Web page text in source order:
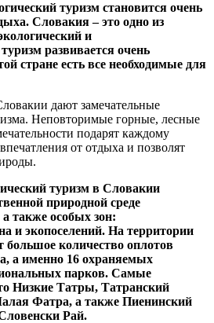
туризм становится очень
Словакия– это одно из
и
туризм развивается очень
стране есть все необходимые для
дают замечательные
Неповторимые горные, лесные
подарят каждому
от отдыха и позволят
туризм в Словакии
природной среде
также особых зон:
и экопоселений. На территории
большое количество оплотов
, а именно 16 охраняемых
парков. Самые
Низкие Татры, Татранский
Фатра, а также Пиенинский
Рай.